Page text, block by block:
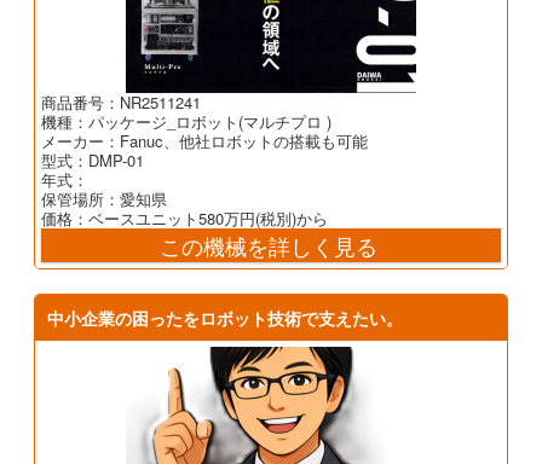
商品番号：NR2511241
機種：パッケージ_ロボット(マルチプロ )
メーカー：Fanuc、他社ロボットの搭載も可能
型式：DMP-01
年式：
保管場所：愛知県
価格：ベースユニット580万円(税別)から
この機械を詳しく見る
中小企業の困ったをロボット技術で支えたい。